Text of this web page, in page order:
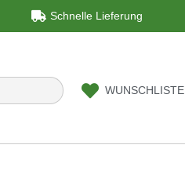
Schnelle Lieferung
WUNSCHLISTE